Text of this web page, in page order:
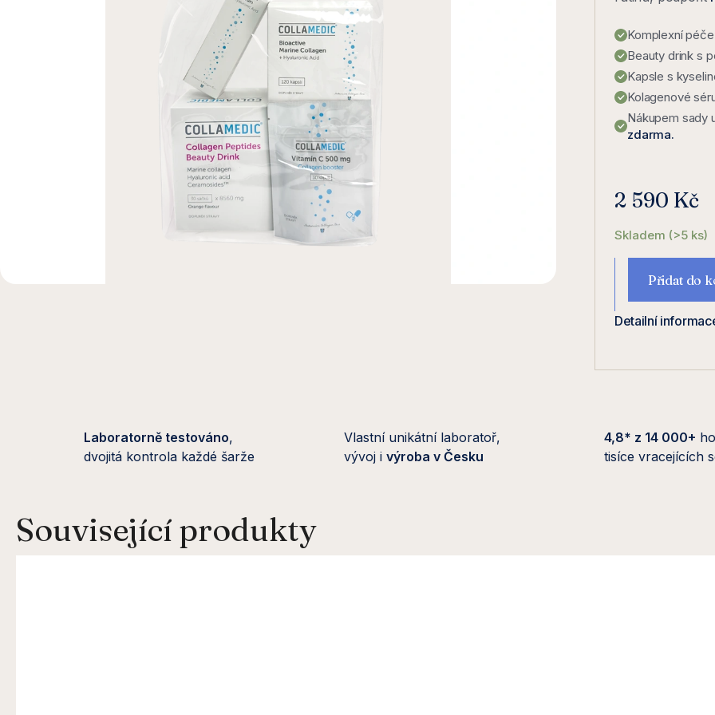
2 590 Kč
Skladem (>5 ks)
Přidat do
Komplexní péče
Beauty drink s
Kapsle s
Kolagenové
Nákupem sady
zdarma.
Detailní
Laboratorně testováno,
dvojitá kontrola každé šarže
Vlastní unikátní laboratoř,
vývoj i výroba v Česku
4,8* z 14 000+
tisíce vracejících
Související produkty